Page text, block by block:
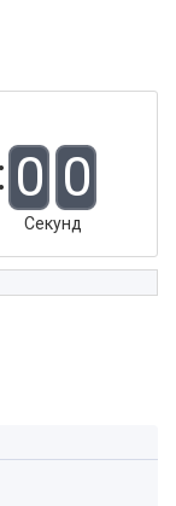
0 0
Секунд